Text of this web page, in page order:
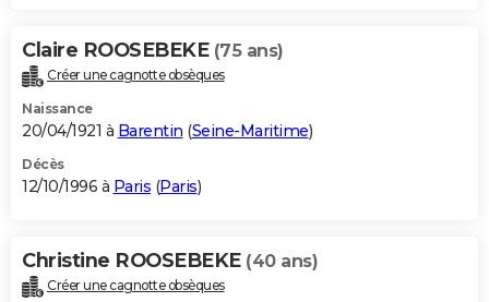
Claire ROOSEBEKE (75 ans)
Créer une cagnotte obsèques
Naissance
20/04/1921 à Barentin (Seine-Maritime)
Décès
12/10/1996 à Paris (Paris)
Christine ROOSEBEKE (40 ans)
Créer une cagnotte obsèques